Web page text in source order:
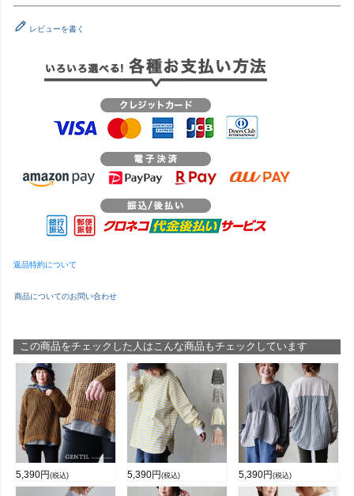
レビューを書く
返品特約について
商品についてのお問い合わせ
この商品をチェックした人はこんな商品もチェックしています
5,390円 (税込) 5,390円 (税込) 5,390円 (税込)